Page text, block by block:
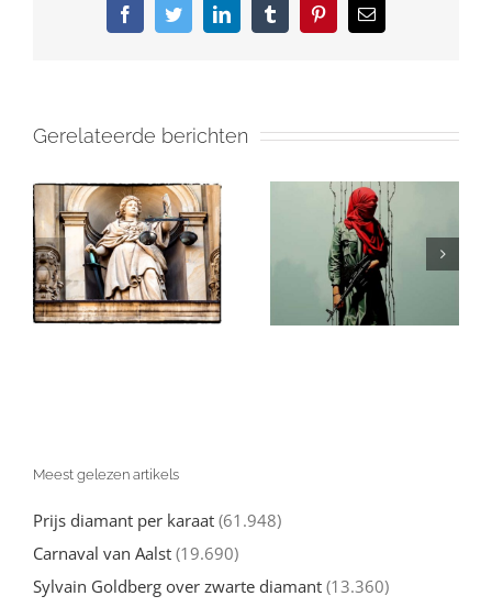
FacebookTwitterLinkedInTumblrPinterest
E-
mail
Gerelateerde berichten
Israël en de
(valse)
beschuldigingen
van genocide:
een nuchtere
Gaza: Wat Je
Echt over de
Oorlog tegen
Hamas moet
Meest gelezen artikels
Prijs diamant per karaat (61.948)
Carnaval van Aalst (19.690)
Sylvain Goldberg over zwarte diamant (13.360)